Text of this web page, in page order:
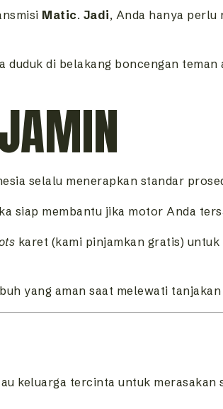
Matic. Jadi, Anda hanya perlu
duduk di belakang boncengan teman
selalu menerapkan standar
siap membantu jika motor Anda
karet (kami pinjamkan gratis)
yang aman saat melewati
keluarga tercinta untuk merasakan